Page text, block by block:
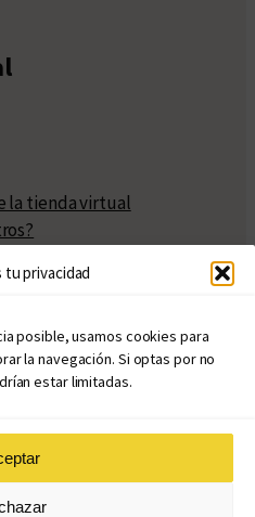
tu privacidad
posible, usamos cookies para
la navegación. Si optas por no
estar limitadas.
la tienda virtual